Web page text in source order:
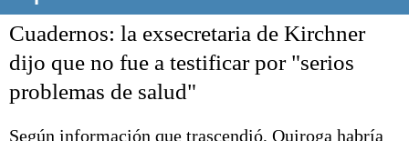
El mundo
Seguridad
Escenario Olímpico
Liga del Sur
Cuadernos: la exsecretaria de Kirchner
dijo que no fue a testificar por "serios
problemas de salud"
Según información que trascendió, Quiroga habría